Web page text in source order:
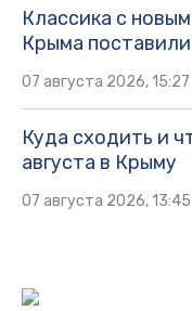
Классика с
Крыма
07 августа 2026, 15:27
Куда сходить и
августа в Крыму
07 августа 2026, 13:45